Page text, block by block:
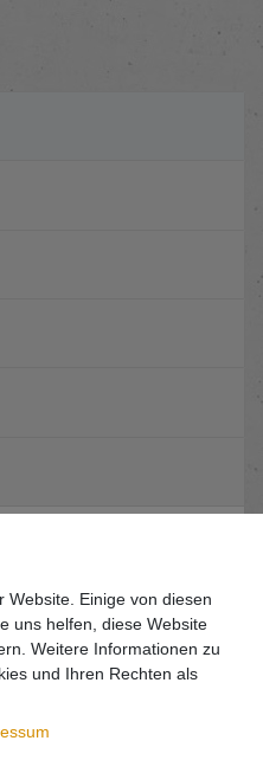
6
Website. Einige von diesen
uns helfen, diese Website
Weitere Informationen zu
und Ihren Rechten als